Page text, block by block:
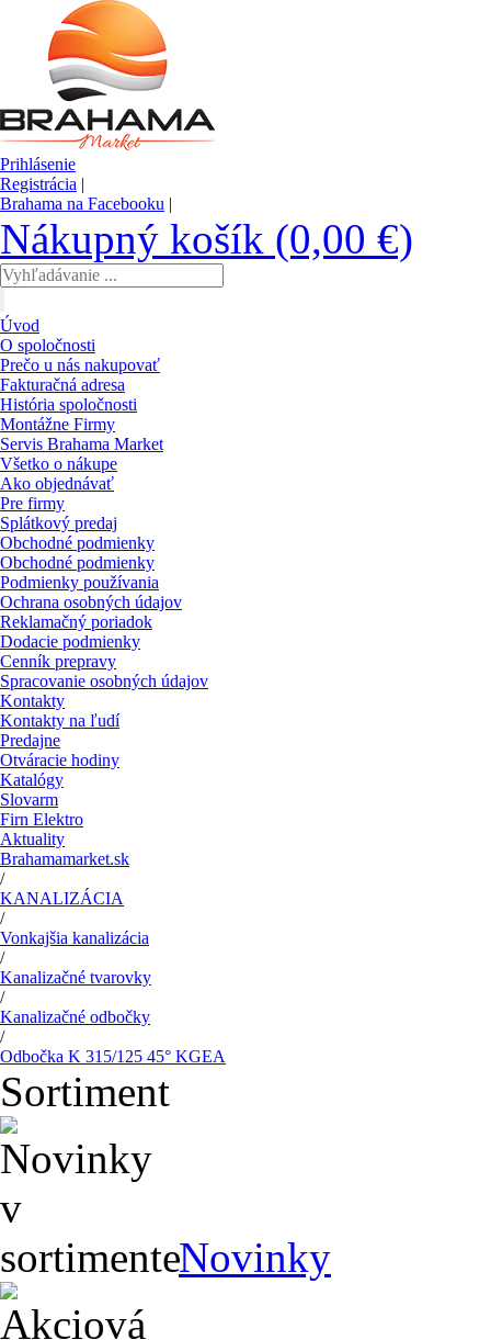
Prihlásenie
Registrácia |
Brahama na Facebooku |
Nákupný košík (0,00 €)
Úvod
O spoločnosti
Prečo u nás nakupovať
Fakturačná adresa
História spoločnosti
Montážne Firmy
Servis Brahama Market
Všetko o nákupe
Ako objednávať
Pre firmy
Splátkový predaj
Obchodné podmienky
Obchodné podmienky
Podmienky používania
Ochrana osobných údajov
Reklamačný poriadok
Dodacie podmienky
Cenník prepravy
Spracovanie osobných údajov
Kontakty
Kontakty na ľudí
Predajne
Otváracie hodiny
Katalógy
Slovarm
Firn Elektro
Aktuality
Brahamamarket.sk
/
KANALIZÁCIA
/
Vonkajšia kanalizácia
/
Kanalizačné tvarovky
/
Kanalizačné odbočky
/
Odbočka K 315/125 45° KGEA
Sortiment
Novinky